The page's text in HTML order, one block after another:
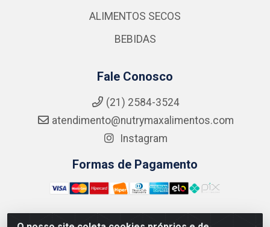
ALIMENTOS SECOS
BEBIDAS
Fale Conosco
(21) 2584-3524
atendimento@nutrymaxalimentos.com
Instagram
Formas de Pagamento